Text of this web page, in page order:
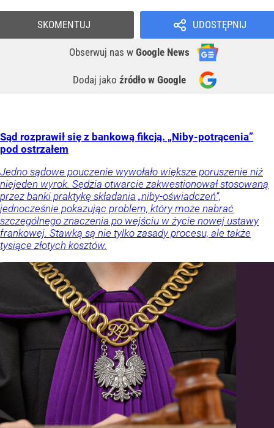
UDOSTĘPNIJ
Obserwuj nas w Google News
Dodaj jako źródło w Google
SKOMENTUJ
Sąd rozprawił się z bankową fikcją. „Niby-potrącenia”
pod ostrzałem
Jedno sądowe pouczenie wywołało większe poruszenie niż
niejeden wyrok. Sędzia otwarcie zakwestionował stosowaną
przez banki praktykę składania „niby-oświadczeń”,
jednocześnie pokazując problem, który może nabrać
szczególnego znaczenia po wejściu w życie nowej ustawy
frankowej. Stawką są nie tylko zasady procesu, ale także
tysiące złotych kosztów.